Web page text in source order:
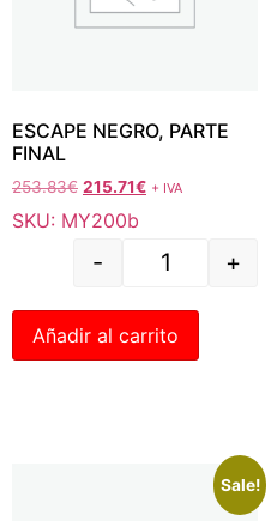
ESCAPE NEGRO, PARTE
FINAL
253.83€ 215.71€ + IVA
SKU: MY200b
- +
Añadir al carrito
Sale!